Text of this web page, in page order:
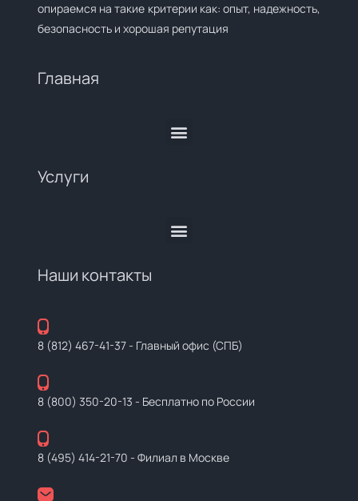
опираемся на такие критерии как: опыт, надежность,
безопасность и хорошая репутация
Главная
Услуги
Наши контакты
8 (812) 467-41-37- Главный офис (СПБ)
8 (800) 350-20-13 - Бесплатно по России
8 (495) 414-21-70 - Филиал в Москве